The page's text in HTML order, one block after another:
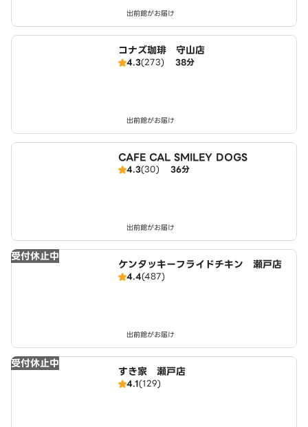
出前館がお届け
コナズ珈琲 守山店
4.3(273) 38分
出前館がお届け
CAFE CAL SMILEY DOGS
4.3(30) 36分
出前館がお届け
受付休止中
ケンタッキーフライドチキン 瀬戸店
4.4(487)
出前館がお届け
受付休止中
すき家 瀬戸店
4.1(129)